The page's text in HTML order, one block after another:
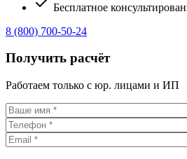
Бесплатное
8 (800) 700-50-24
Получить расчёт
Работаем только с юр. лицами и ИП